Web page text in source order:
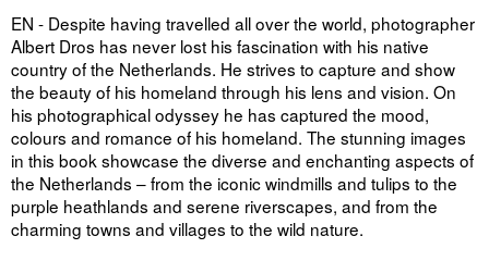
EN - Despite having travelled all over the world, photographer
Albert Dros has never lost his fascination with his native
country of the Netherlands. He strives to capture and show
the beauty of his homeland through his lens and vision. On
his photographical odyssey he has captured the mood,
colours and romance of his homeland. The stunning images
in this book showcase the diverse and enchanting aspects of
the Netherlands – from the iconic windmills and tulips to the
purple heathlands and serene riverscapes, and from the
charming towns and villages to the wild nature.